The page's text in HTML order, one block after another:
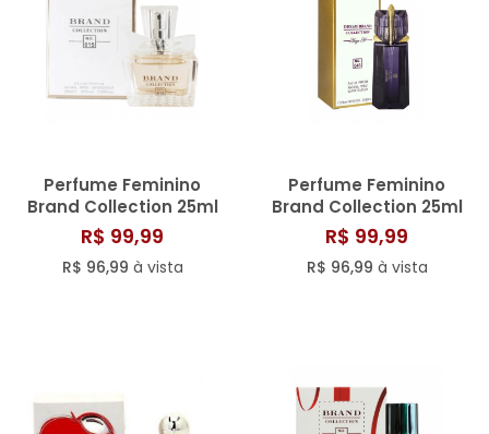
Perfume Feminino
Brand Collection 25ml
N° 015
R$ 99,99
R$ 96,99 à vista
Perfume Feminino
Brand Collection 25ml
N° 043
R$ 99,99
R$ 96,99 à vista